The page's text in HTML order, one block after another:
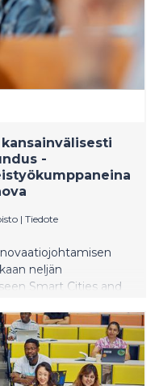
-
| Tiedote
neljän
Smart Cities and
Mundus Joint
mukana olevat
Belgiasta,
Kreikasta sekä